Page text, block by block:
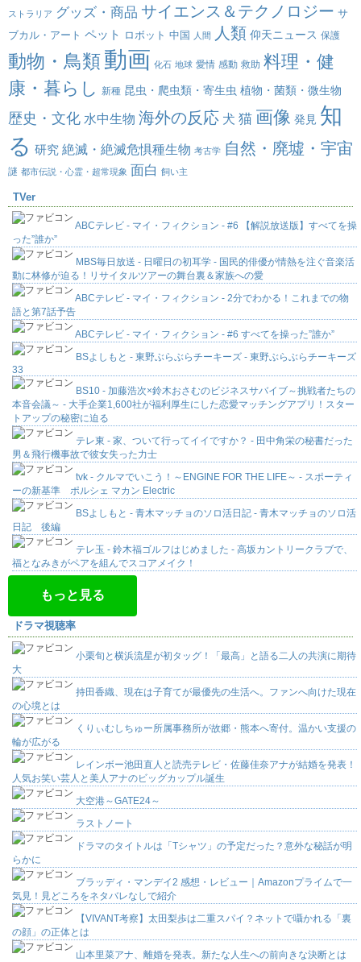
ストラリア グッズ・商品 サイエンス＆テクノロジー サ
ブカル・アート ペット ロボット 中国 人間 人類 仰天ニュース 保護
動物・鳥類動画 化石 地球 愛情 感動 救助 料理・健
康・暮らし
新種 昆虫・爬虫類・寄生虫 植物・菌類・微生物
歴史・文化 水中生物 海外の反応 犬 猫 画像 発見 知
る 研究 絶滅・絶滅危惧種生物 考古学 自然・廃墟・宇宙
謎 都市伝説・心霊・超常現象 面白 飼い主
TVer
ABCテレビ - マイ・フィクション - #6 【解説放送版】すべてを操
った”誰か”
MBS毎日放送 - 日曜日の初耳学 - 国民的俳優が情熱を注ぐ音楽活
動に林修が迫る！リサイタルツアーの舞台裏＆家族への愛
ABCテレビ - マイ・フィクション - 2分でわかる！これまでの物
語と第7話予告
ABCテレビ - マイ・フィクション - #6 すべてを操った”誰か”
BSよしもと - 東野ぶらぶらチーキーズ - 東野ぶらぶらチーキーズ
33
BS10 - 加藤浩次×鈴木おさむのビジネスサバイブ～挑戦者たちの
本音会議～ - 大手企業1,600社が福利厚生にした恋愛マッチングアプリ！スター
トアップの秘密に迫る
テレ東 - 家、ついて行ってイイですか？ - 田中角栄の秘書だった
男＆飛行機事故で彼女失った力士
tvk - クルマでいこう！～ENGINE FOR THE LIFE～ - スポーティ
ーの新基準 ポルシェ マカン Electric
BSよしもと - 青木マッチョのソロ活日記 - 青木マッチョのソロ活
日記 後編
テレ玉 - 鈴木福ゴルフはじめました - 高坂カントリークラブで、
福となみきがペアを組んでスコアメイク！
もっと見る
ドラマ視聴率
小栗旬と横浜流星が初タッグ！「最高」と語る二人の共演に期待
大
持田香織、現在は子育てが最優先の生活へ。ファンへ向けた現在
の心境とは
くりぃむしちゅー所属事務所が故郷・熊本へ寄付。温かい支援の
輪が広がる
レインボー池田直人と読売テレビ・佐藤佳奈アナが結婚を発表！
人気お笑い芸人と美人アナのビッグカップル誕生
大空港～GATE24～
ラストノート
ドラマのタイトルは「Tシャツ」の予定だった？意外な秘話が明
らかに
ブラッディ・マンデイ2 感想・レビュー｜Amazonプライムで一
気見！見どころをネタバレなしで紹介
【VIVANT考察】太田梨歩は二重スパイ？ネットで囁かれる「裏
の顔」の正体とは
山本里菜アナ、離婚を発表。新たな人生への前向きな決断とは